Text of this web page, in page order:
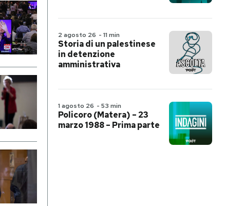
2 agosto 26 - 11 min
Storia di un palestinese
in detenzione
amministrativa
1 agosto 26 - 53 min
Policoro (Matera) – 23
marzo 1988 – Prima parte